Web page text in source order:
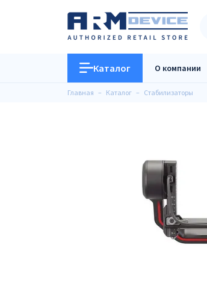
Каталог О компании
Главная Каталог Стабилизаторы